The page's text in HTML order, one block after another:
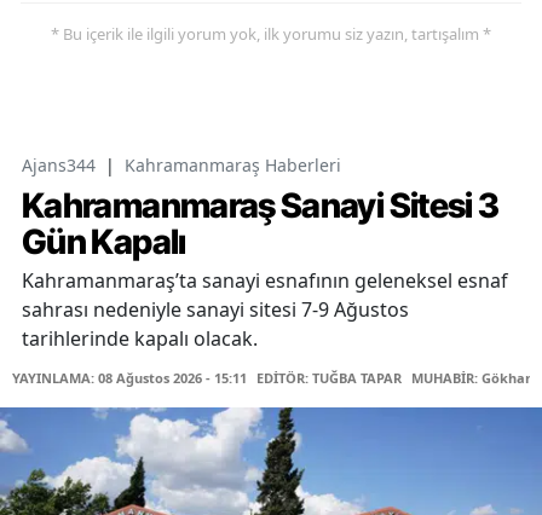
* Bu içerik ile ilgili yorum yok, ilk yorumu siz yazın, tartışalım *
Ajans344 | Kahramanmaraş Haberleri
Kahramanmaraş Sanayi Sitesi 3
Gün Kapalı
Kahramanmaraş’ta sanayi esnafının geleneksel esnaf
sahrası nedeniyle sanayi sitesi 7-9 Ağustos
tarihlerinde kapalı olacak.
YAYINLAMA: 08 Ağustos 2026 - 15:11 EDİTÖR: TUĞBA TAPAR MUHABİR: Gökhan